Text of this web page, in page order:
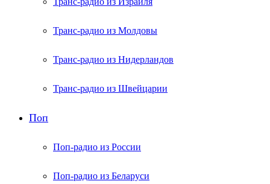
Транс-радио из Молдовы
Транс-радио из Нидерландов
Транс-радио из Швейцарии
Поп
Поп-радио из России
Поп-радио из Беларуси